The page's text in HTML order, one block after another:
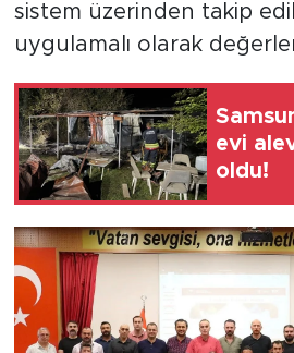
sistem üzerinden takip
uygulamalı olarak
evi
oldu!